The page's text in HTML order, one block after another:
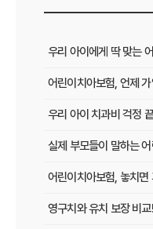
우리 아이에게 딱 맞는
어린이치아보험, 언제
우리 아이 치과비 걱정
실제 부모들이 말하는
어린이치아보험, 놓치
영구치와 유치 보장 비